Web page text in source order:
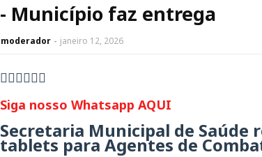
- Município faz entrega
moderador janeiro 12, 2026
👇🏻👇🏻👇🏻
Siga nosso Whatsapp AQUI
Secretaria Municipal de Saúde
tablets para Agentes de